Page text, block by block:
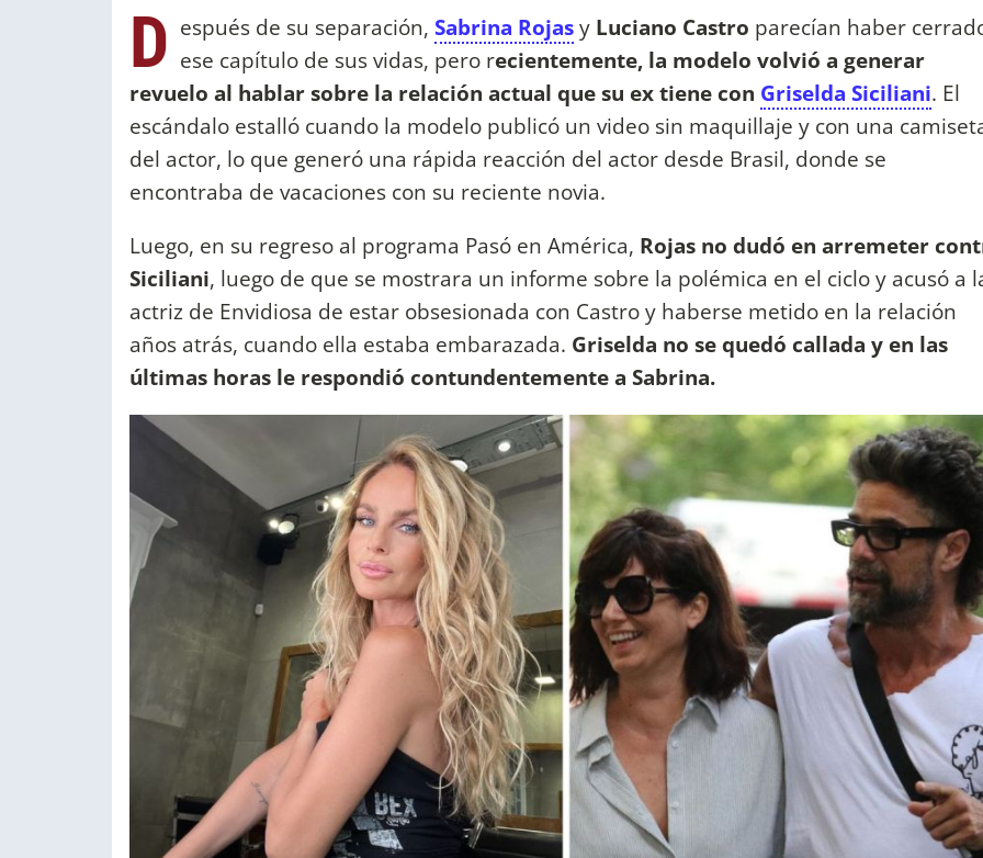
D espués de su separación, Sabrina Rojasy Luciano Castro parecían haber
ese capítulo de sus vidas, pero recientemente, la modelo volvió a generar
revuelo al hablar sobre la relación actual que su ex tiene con Griselda Siciliani. El
escándalo estalló cuando la modelo publicó un video sin maquillaje y con una
del actor, lo que generó una rápida reacción del actor desde Brasil, donde se
encontraba de vacaciones con su reciente novia.
Luego, en su regreso al programa Pasó en América, Rojas no dudó en arremeter
Siciliani, luego de que se mostrara un informe sobre la polémica en el ciclo y acusó a
actriz de Envidiosa de estar obsesionada con Castro y haberse metido en la relación
años atrás, cuando ella estaba embarazada. Griselda no se quedó callada y en las
últimas horas le respondió contundentemente a Sabrina.